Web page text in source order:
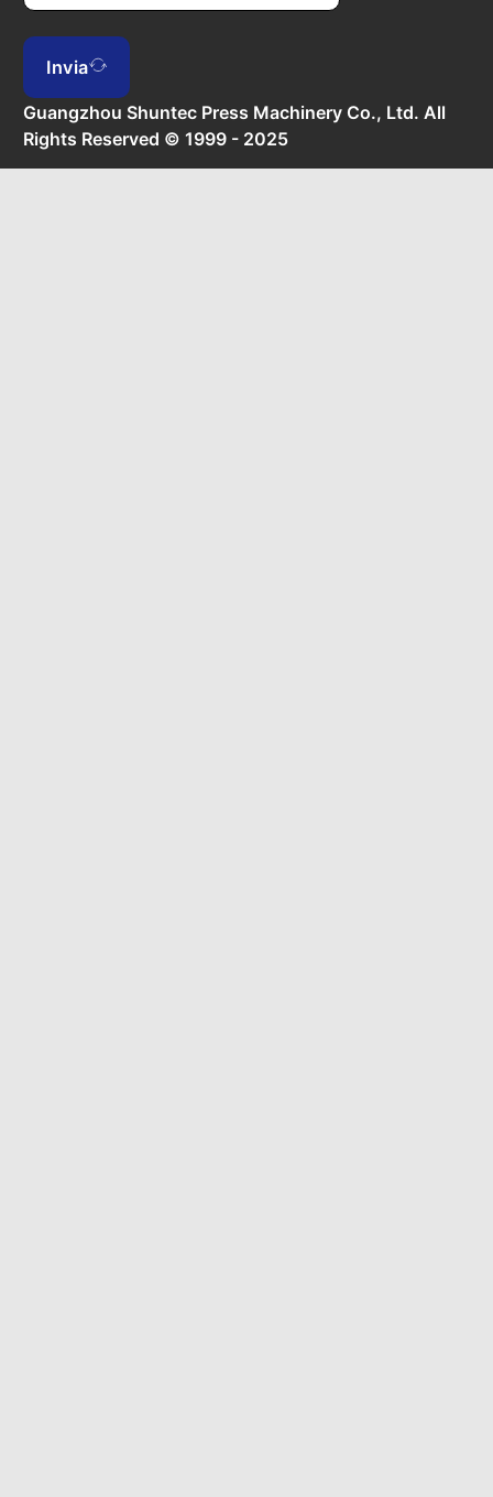
Invia
Guangzhou Shuntec Press Machinery Co., Ltd. All
Rights Reserved © 1999 - 2025